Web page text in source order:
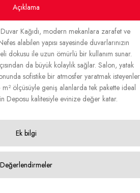
Açıklama
Ek bilgi
Değerlendirmeler
Kağıdı, modern mekanlara zarafet ve
alabilen yapısı sayesinde duvarlarınızın
dokusu ile uzun ömürlü bir kullanım sunar.
da büyük kolaylık sağlar. Salon, yatak
sofistike bir atmosfer yaratmak isteyenler
ölçüsüyle geniş alanlarda tek pakette ideal
Deposu kalitesiyle evinize değer katar.